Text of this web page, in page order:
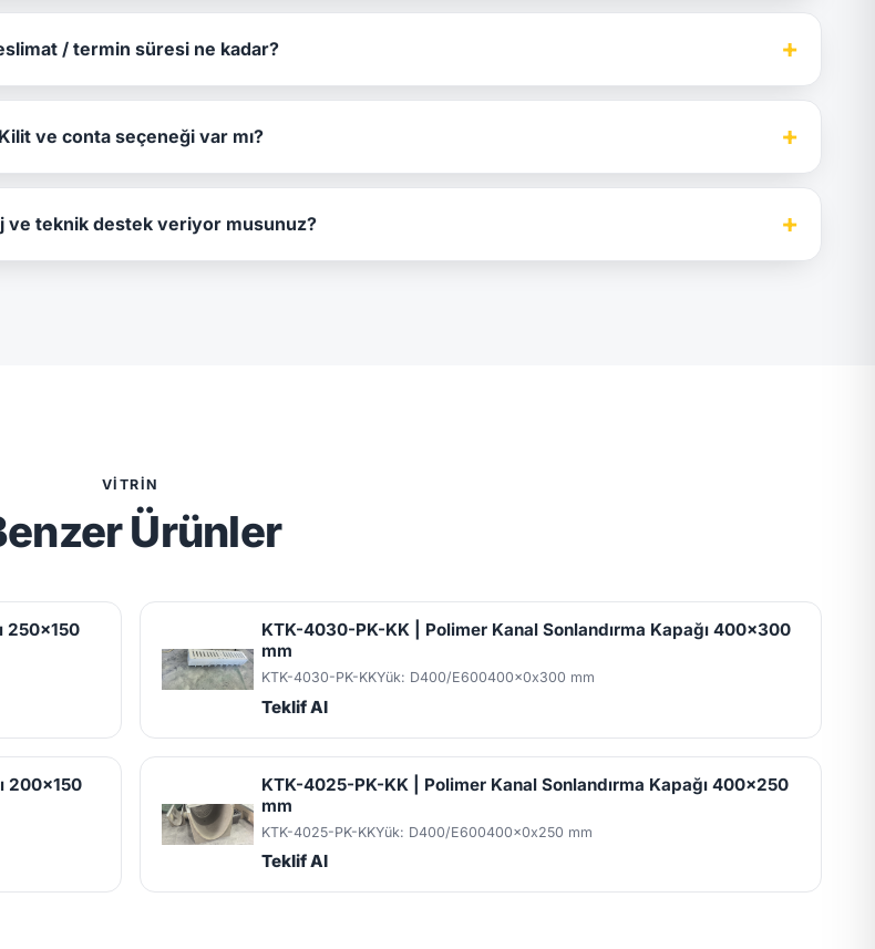
/ termin süresi ne kadar? +
Kilit ve conta seçeneği var mı? +
ve teknik destek veriyor musunuz? +
VITRIN
Ürünler
250x150
KTK-4030-PK-KK | Polimer Kanal Sonlandırma Kapağı 400x300
mm
KTK-4030-PK-KKYük: D400/E600400x0x300 mm
Teklif Al
200x150
KTK-4025-PK-KK | Polimer Kanal Sonlandırma Kapağı 400x250
mm
KTK-4025-PK-KKYük: D400/E600400x0x250 mm
Teklif Al